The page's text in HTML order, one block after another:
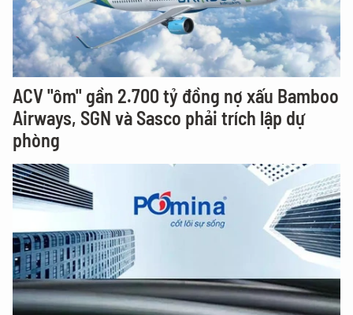
ACV "ôm" gần 2.700 tỷ đồng nợ xấu Bamboo
Airways, SGN và Sasco phải trích lập dự
phòng